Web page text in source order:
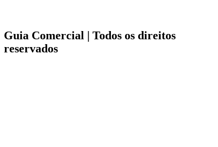
Guia Comercial | Todos os direitos
reservados